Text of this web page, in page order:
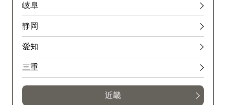
岐阜
静岡
愛知
三重
近畿